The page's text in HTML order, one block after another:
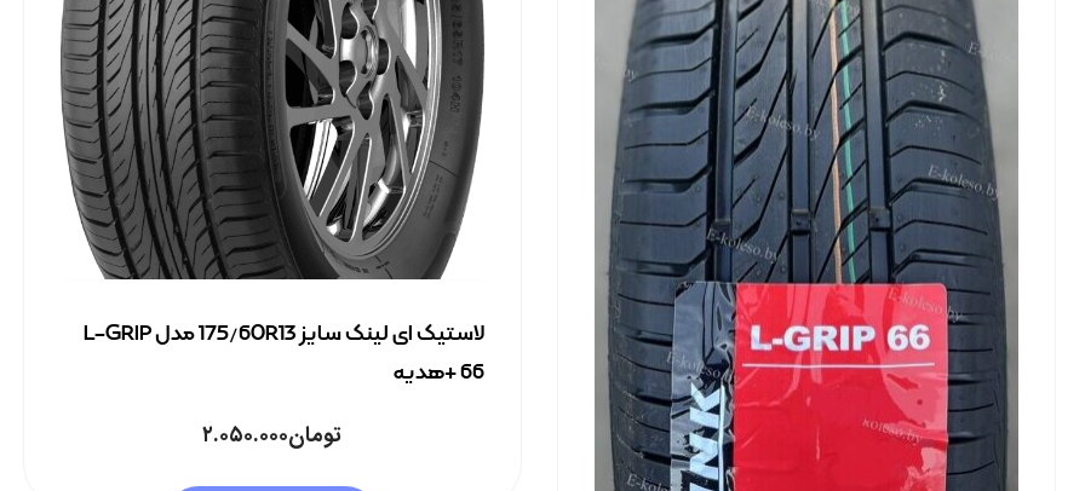
لاستیک ای لینک سایز 175/60R13 مدل L-GRIP
66 +هدیه
تومان۲.۰۵۰.۰۰۰